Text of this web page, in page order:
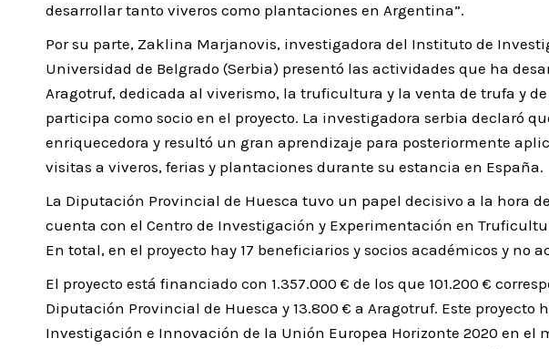
desarrollar tanto viveros como plantaciones en Argentina”.
Por su parte, Zaklina Marjanovis, investigadora del Instituto de
Universidad de Belgrado (Serbia) presentó las actividades que ha
Aragotruf, dedicada al viverismo, la truficultura y la venta de trufa y
participa como socio en el proyecto. La investigadora serbia declaró
enriquecedora y resultó un gran aprendizaje para posteriormente
visitas a viveros, ferias y plantaciones durante su estancia en España.
La Diputación Provincial de Huesca tuvo un papel decisivo a la hora
cuenta con el Centro de Investigación y Experimentación en
En total, en el proyecto hay 17 beneficiarios y socios académicos y no
El proyecto está financiado con 1.357.000 € de los que 101.200 €
Diputación Provincial de Huesca y 13.800 € a Aragotruf. Este proyecto
Investigación e Innovación de la Unión Europea Horizonte 2020 en el